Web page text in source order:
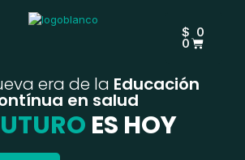
$ 0
0
era de la Educación
en salud
ES HOY